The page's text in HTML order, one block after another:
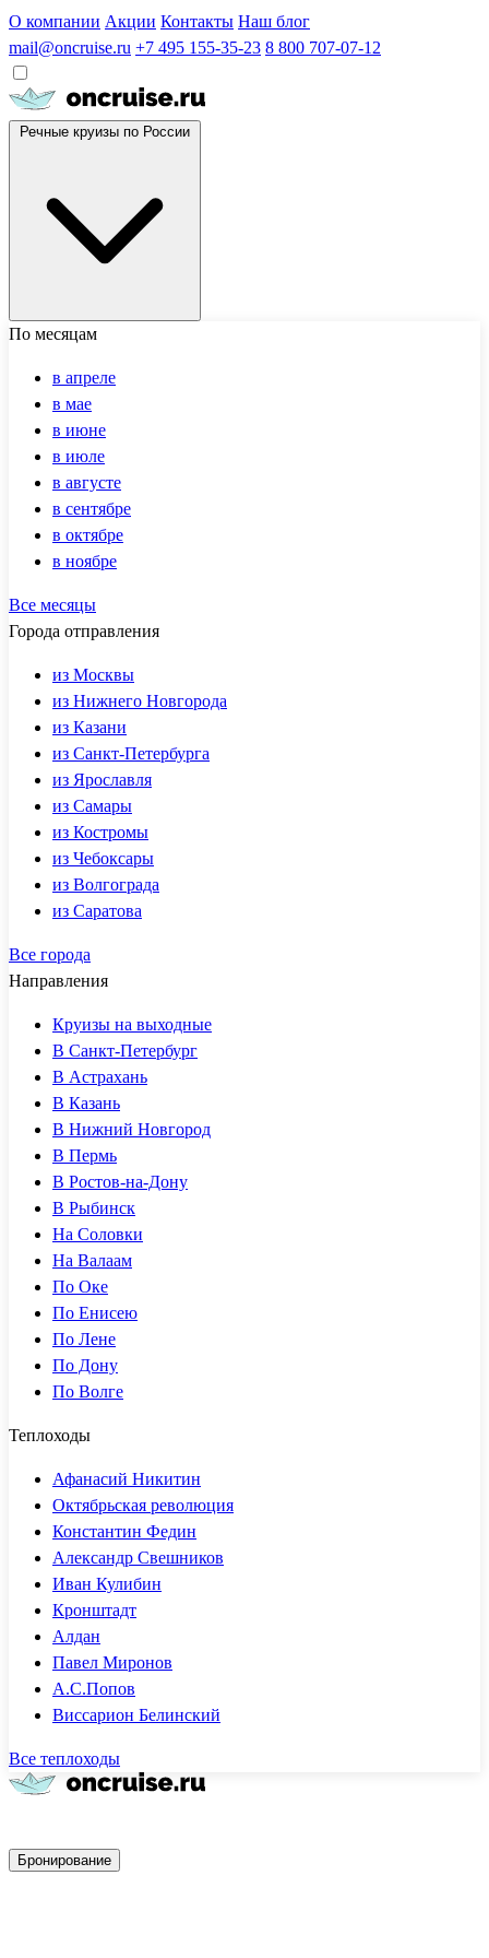
О компании Акции Контакты Наш блог
mail@oncruise.ru +7 495 155-35-23 8 800 707-07-12
По месяцам
в апреле
в мае
в июне
в июле
в августе
в сентябре
в октябре
в ноябре
Все месяцы
Города отправления
из Москвы
из Нижнего Новгорода
из Казани
из Санкт-Петербурга
из Ярославля
из Самары
из Костромы
из Чебоксары
из Волгограда
из Саратова
Все города
Направления
Круизы на выходные
В Санкт-Петербург
В Астрахань
В Казань
В Нижний Новгород
В Пермь
В Ростов-на-Дону
В Рыбинск
На Соловки
На Валаам
По Оке
По Енисею
По Лене
По Дону
По Волге
Теплоходы
Афанасий Никитин
Октябрьская революция
Константин Федин
Александр Свешников
Иван Кулибин
Кронштадт
Алдан
Павел Миронов
А.С.Попов
Виссарион Белинский
Все теплоходы
Бронирование